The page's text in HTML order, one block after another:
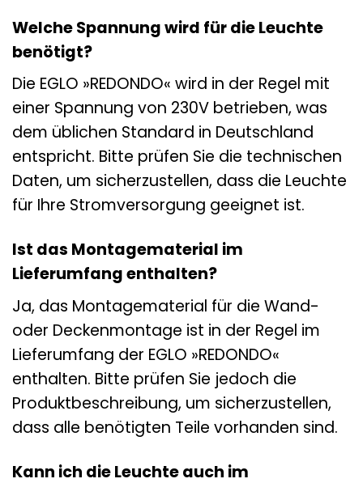
Welche Spannung wird für die Leuchte
benötigt?
Die EGLO »REDONDO« wird in der Regel mit
einer Spannung von 230V betrieben, was
dem üblichen Standard in Deutschland
entspricht. Bitte prüfen Sie die technischen
Daten, um sicherzustellen, dass die Leuchte
für Ihre Stromversorgung geeignet ist.
Ist das Montagematerial im
Lieferumfang enthalten?
Ja, das Montagematerial für die Wand-
oder Deckenmontage ist in der Regel im
Lieferumfang der EGLO »REDONDO«
enthalten. Bitte prüfen Sie jedoch die
Produktbeschreibung, um sicherzustellen,
dass alle benötigten Teile vorhanden sind.
Kann ich die Leuchte auch im